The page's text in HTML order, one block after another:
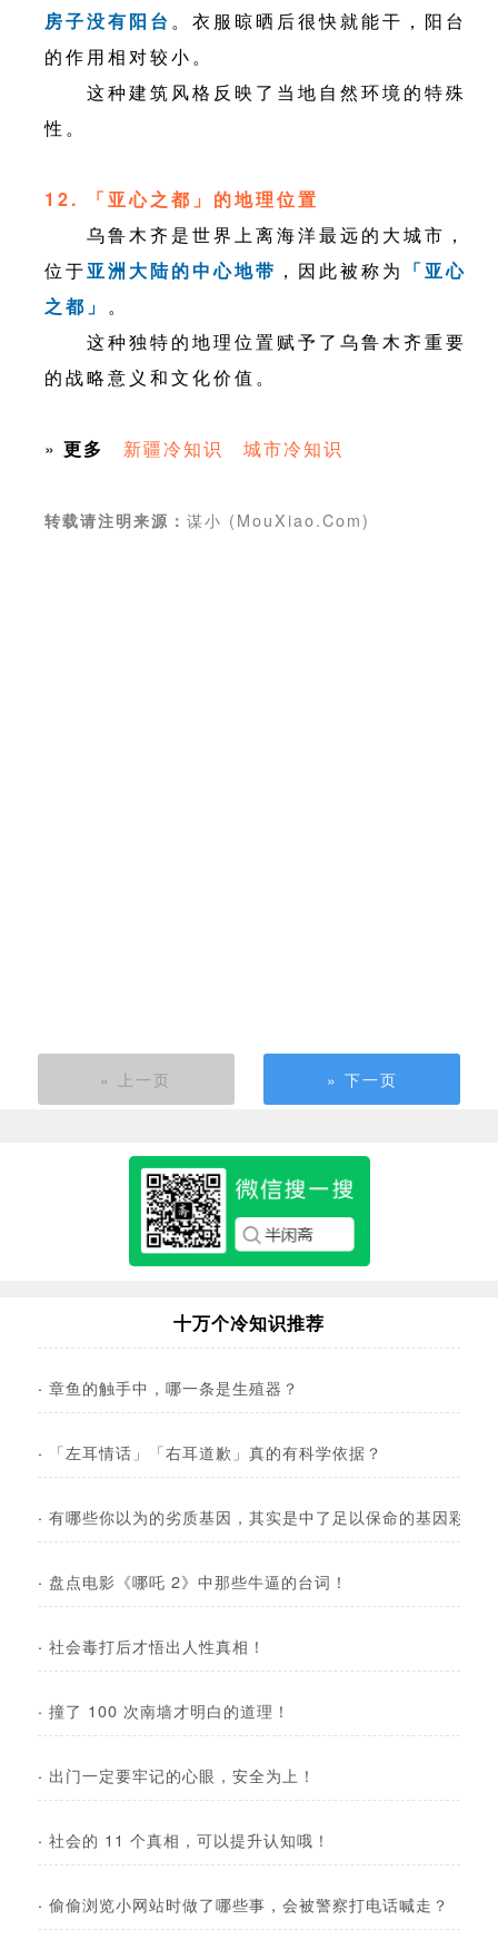
房子没有阳台 。衣服晾晒后很快就能干，阳台
的作用相对较小。
这种建筑风格反映了当地自然环境的特殊
性。
12. 「亚心之都」的地理位置
乌鲁木齐是世界上离海洋最远的大城市，
位于亚洲大陆的中心地带 ，因此被称为 「亚心
之都」 。
这种独特的地理位置赋予了乌鲁木齐重要
的战略意义和文化价值。
» 更多 新疆冷知识 城市冷知识
转载请注明来源： 谋小 (MouXiao.Com)
« 上一页 » 下一页
十万个冷知识推荐
· 章鱼的触手中，哪一条是生殖器？
· 「左耳情话」「右耳道歉」真的有科学依据？
· 有哪些你以为的劣质基因，其实是中了足以保命的基因彩票？
· 盘点电影《哪吒 2》中那些牛逼的台词！
· 社会毒打后才悟出人性真相！
· 撞了 100 次南墙才明白的道理！
· 出门一定要牢记的心眼，安全为上！
· 社会的 11 个真相，可以提升认知哦！
· 偷偷浏览小网站时做了哪些事，会被警察打电话喊走？